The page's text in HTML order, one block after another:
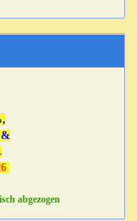
&
.
abgezogen